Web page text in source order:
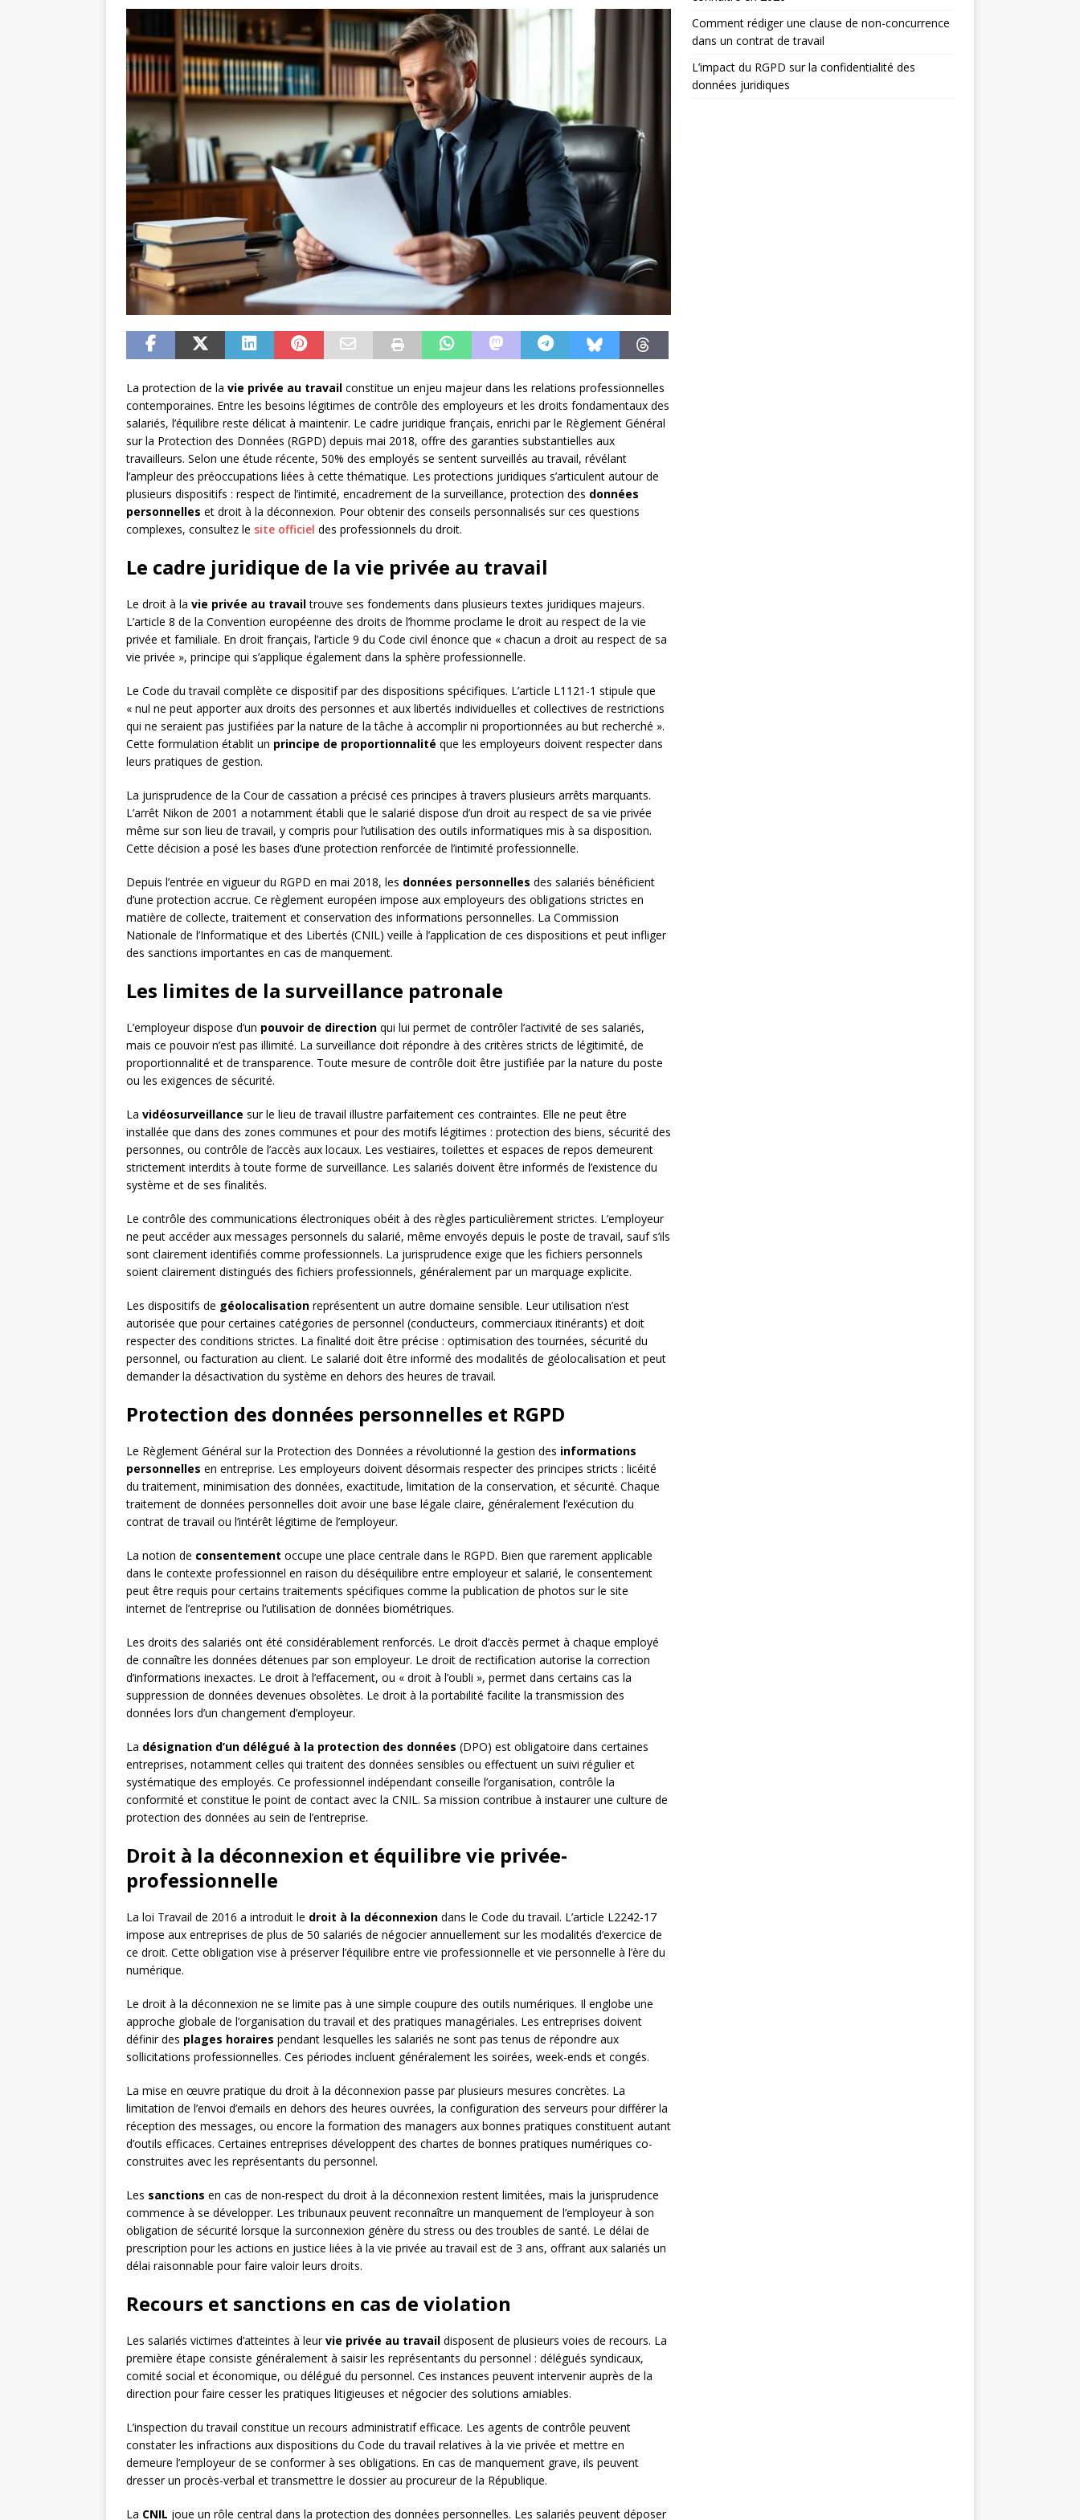
La protection de la vie privée au travail constitue un enjeu majeur dans les relations professionnelles
contemporaines. Entre les besoins légitimes de contrôle des employeurs et les droits fondamentaux des
salariés, l’équilibre reste délicat à maintenir. Le cadre juridique français, enrichi par le Règlement Général
sur la Protection des Données (RGPD) depuis mai 2018, offre des garanties substantielles aux
travailleurs. Selon une étude récente, 50% des employés se sentent surveillés au travail, révélant
l’ampleur des préoccupations liées à cette thématique. Les protections juridiques s’articulent autour de
plusieurs dispositifs : respect de l’intimité, encadrement de la surveillance, protection des données
personnelles et droit à la déconnexion. Pour obtenir des conseils personnalisés sur ces questions
complexes, consultez le site officiel des professionnels du droit.
Le cadre juridique de la vie privée au travail
Le droit à la vie privée au travailtrouve ses fondements dans plusieurs textes juridiques majeurs.
L’article 8 de la Convention européenne des droits de l’homme proclame le droit au respect de la vie
privée et familiale. En droit français, l’article 9 du Code civil énonce que « chacun a droit au respect de sa
vie privée », principe qui s’applique également dans la sphère professionnelle.
Le Code du travail complète ce dispositif par des dispositions spécifiques. L’article L1121-1 stipule que
« nul ne peut apporter aux droits des personnes et aux libertés individuelles et collectives de restrictions
qui ne seraient pas justifiées par la nature de la tâche à accomplir ni proportionnées au but recherché ».
Cette formulation établit un principe de proportionnalité que les employeurs doivent respecter dans
leurs pratiques de gestion.
La jurisprudence de la Cour de cassation a précisé ces principes à travers plusieurs arrêts marquants.
L’arrêt Nikon de 2001 a notamment établi que le salarié dispose d’un droit au respect de sa vie privée
même sur son lieu de travail, y compris pour l’utilisation des outils informatiques mis à sa disposition.
Cette décision a posé les bases d’une protection renforcée de l’intimité professionnelle.
Depuis l’entrée en vigueur du RGPD en mai 2018, les données personnelles des salariés bénéficient
d’une protection accrue. Ce règlement européen impose aux employeurs des obligations strictes en
matière de collecte, traitement et conservation des informations personnelles. La Commission
Nationale de l’Informatique et des Libertés (CNIL) veille à l’application de ces dispositions et peut infliger
des sanctions importantes en cas de manquement.
Les limites de la surveillance patronale
L’employeur dispose d’un pouvoir de direction qui lui permet de contrôler l’activité de ses salariés,
mais ce pouvoir n’est pas illimité. La surveillance doit répondre à des critères stricts de légitimité, de
proportionnalité et de transparence. Toute mesure de contrôle doit être justifiée par la nature du poste
ou les exigences de sécurité.
La vidéosurveillance sur le lieu de travail illustre parfaitement ces contraintes. Elle ne peut être
installée que dans des zones communes et pour des motifs légitimes : protection des biens, sécurité des
personnes, ou contrôle de l’accès aux locaux. Les vestiaires, toilettes et espaces de repos demeurent
strictement interdits à toute forme de surveillance. Les salariés doivent être informés de l’existence du
système et de ses finalités.
Le contrôle des communications électroniques obéit à des règles particulièrement strictes. L’employeur
ne peut accéder aux messages personnels du salarié, même envoyés depuis le poste de travail, sauf s’ils
sont clairement identifiés comme professionnels. La jurisprudence exige que les fichiers personnels
soient clairement distingués des fichiers professionnels, généralement par un marquage explicite.
Les dispositifs de géolocalisation représentent un autre domaine sensible. Leur utilisation n’est
autorisée que pour certaines catégories de personnel (conducteurs, commerciaux itinérants) et doit
respecter des conditions strictes. La finalité doit être précise : optimisation des tournées, sécurité du
personnel, ou facturation au client. Le salarié doit être informé des modalités de géolocalisation et peut
demander la désactivation du système en dehors des heures de travail.
Protection des données personnelles et RGPD
Le Règlement Général sur la Protection des Données a révolutionné la gestion des informations
personnelles en entreprise. Les employeurs doivent désormais respecter des principes stricts : licéité
du traitement, minimisation des données, exactitude, limitation de la conservation, et sécurité. Chaque
traitement de données personnelles doit avoir une base légale claire, généralement l’exécution du
contrat de travail ou l’intérêt légitime de l’employeur.
La notion de consentement occupe une place centrale dans le RGPD. Bien que rarement applicable
dans le contexte professionnel en raison du déséquilibre entre employeur et salarié, le consentement
peut être requis pour certains traitements spécifiques comme la publication de photos sur le site
internet de l’entreprise ou l’utilisation de données biométriques.
Les droits des salariés ont été considérablement renforcés. Le droit d’accès permet à chaque employé
de connaître les données détenues par son employeur. Le droit de rectification autorise la correction
d’informations inexactes. Le droit à l’effacement, ou « droit à l’oubli », permet dans certains cas la
suppression de données devenues obsolètes. Le droit à la portabilité facilite la transmission des
données lors d’un changement d’employeur.
La désignation d’un délégué à la protection des données (DPO) est obligatoire dans certaines
entreprises, notamment celles qui traitent des données sensibles ou effectuent un suivi régulier et
systématique des employés. Ce professionnel indépendant conseille l’organisation, contrôle la
conformité et constitue le point de contact avec la CNIL. Sa mission contribue à instaurer une culture de
protection des données au sein de l’entreprise.
Droit à la déconnexion et équilibre vie privée-
professionnelle
La loi Travail de 2016 a introduit le droit à la déconnexion dans le Code du travail. L’article L2242-17
impose aux entreprises de plus de 50 salariés de négocier annuellement sur les modalités d’exercice de
ce droit. Cette obligation vise à préserver l’équilibre entre vie professionnelle et vie personnelle à l’ère du
numérique.
Le droit à la déconnexion ne se limite pas à une simple coupure des outils numériques. Il englobe une
approche globale de l’organisation du travail et des pratiques managériales. Les entreprises doivent
définir des plages horaires pendant lesquelles les salariés ne sont pas tenus de répondre aux
sollicitations professionnelles. Ces périodes incluent généralement les soirées, week-ends et congés.
La mise en œuvre pratique du droit à la déconnexion passe par plusieurs mesures concrètes. La
limitation de l’envoi d’emails en dehors des heures ouvrées, la configuration des serveurs pour différer la
réception des messages, ou encore la formation des managers aux bonnes pratiques constituent autant
d’outils efficaces. Certaines entreprises développent des chartes de bonnes pratiques numériques co-
construites avec les représentants du personnel.
Les sanctions en cas de non-respect du droit à la déconnexion restent limitées, mais la jurisprudence
commence à se développer. Les tribunaux peuvent reconnaître un manquement de l’employeur à son
obligation de sécurité lorsque la surconnexion génère du stress ou des troubles de santé. Le délai de
prescription pour les actions en justice liées à la vie privée au travail est de 3 ans, offrant aux salariés un
délai raisonnable pour faire valoir leurs droits.
Recours et sanctions en cas de violation
Les salariés victimes d’atteintes à leurvie privée au travail disposent de plusieurs voies de recours. La
première étape consiste généralement à saisir les représentants du personnel : délégués syndicaux,
comité social et économique, ou délégué du personnel. Ces instances peuvent intervenir auprès de la
direction pour faire cesser les pratiques litigieuses et négocier des solutions amiables.
L’inspection du travail constitue un recours administratif efficace. Les agents de contrôle peuvent
constater les infractions aux dispositions du Code du travail relatives à la vie privée et mettre en
demeure l’employeur de se conformer à ses obligations. En cas de manquement grave, ils peuvent
dresser un procès-verbal et transmettre le dossier au procureur de la République.
La CNIL joue un rôle central dans la protection des données personnelles. Les salariés peuvent déposer
Comment rédiger une clause de non-concurrence
dans un contrat de travail
L’impact du RGPD sur la confidentialité des
données juridiques